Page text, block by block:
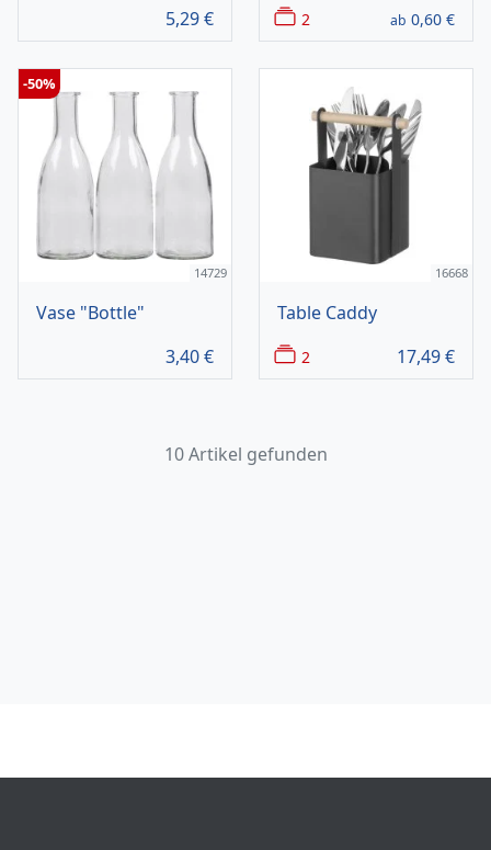
5,29€ 2 ab 0,60 €
14729
Vase "Bottle"
3,40€
-50%
16668
Table Caddy
2 17,49€
10 Artikel gefunden